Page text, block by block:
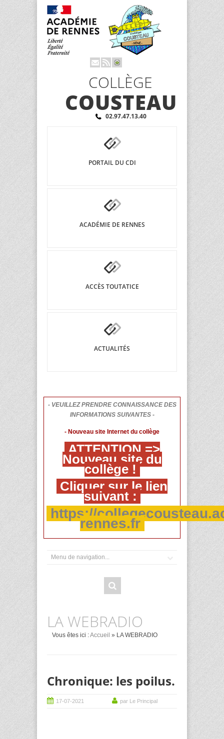
COLLÈGE
COUSTEAU
02.97.47.13.40
PORTAIL DU CDI
ACADÉMIE DE RENNES
ACCÈS TOUTATICE
ACTUALITÉS
- VEUILLEZ PRENDRE CONNAISSANCE DES
INFORMATIONS SUIVANTES -
- Nouveau site Internet du collège
ATTENTION =>
Nouveau site du
collège !
Cliquer sur le lien
suivant :
https://
rennes.fr
LA WEBRADIO
Vous êtes ici :Accueil » LA WEBRADIO
Chronique: les poilus.
17-07-2021 par Le Principal